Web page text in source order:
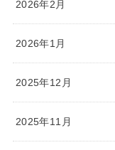
2026年2月
2026年1月
2025年12月
2025年11月